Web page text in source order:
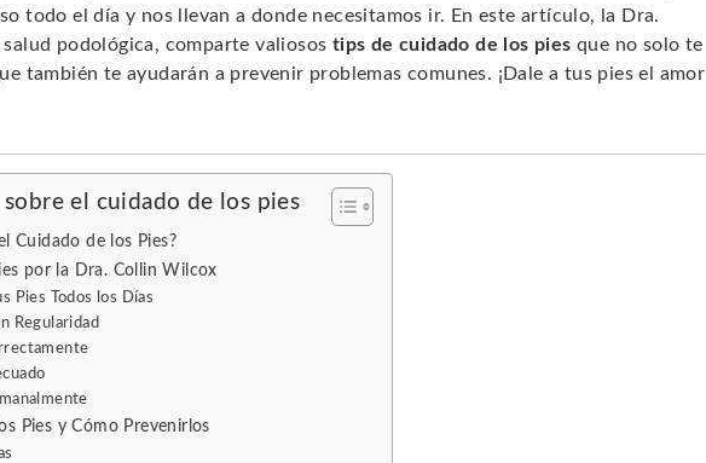
todo el día y nos llevan a donde necesitamos ir. En este artículo, la Dra.
podológica, comparte valiosos tips de cuidado de los pies que no solo te
también te ayudarán a prevenir problemas comunes. ¡Dale a tus pies el amor
el cuidado de los pies
Cuidado de los Pies?
por la Dra. Collin Wilcox
Pies Todos los Días
Regularidad
Pies y Cómo Prevenirlos